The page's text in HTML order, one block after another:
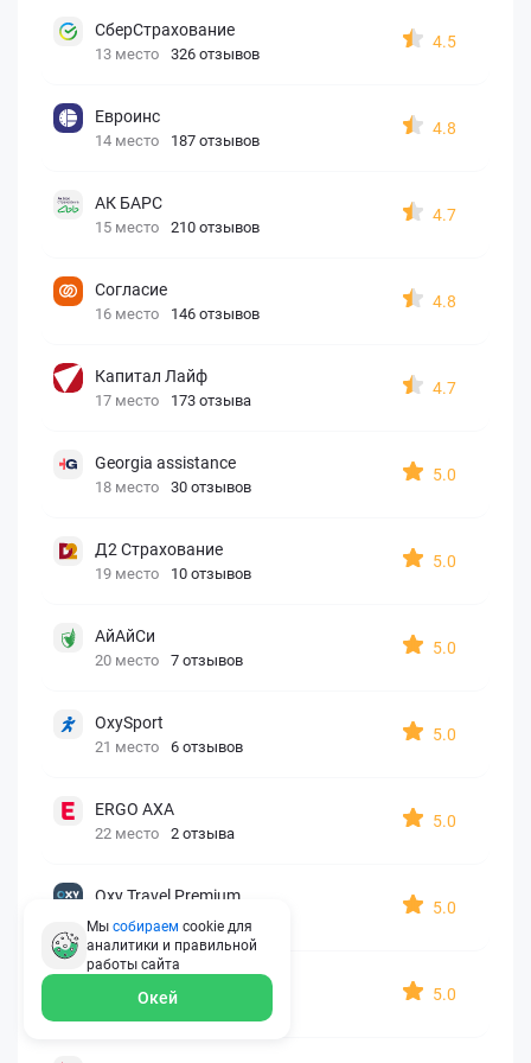
СберСтрахование
13 место 326 отзывов
4.5
Евроинс
14 место 187 отзывов
4.8
АК БАРС
15 место 210 отзывов
4.7
Согласие
16 место 146 отзывов
4.8
Капитал Лайф
17 место 173 отзыва
4.7
Georgia assistance
18 место 30 отзывов
5.0
Д2 Страхование
19 место 10 отзывов
5.0
АйАйСи
20 место 7 отзывов
5.0
OxySport
21 место 6 отзывов
5.0
ERGO AXA
22 место 2 отзыва
5.0
Oxy Travel Premium
23 место 1 отзыв
5.0
24 место 1 отзыв
5.0
Мы собираем cookie для
аналитики и правильной
работы сайта
Окей